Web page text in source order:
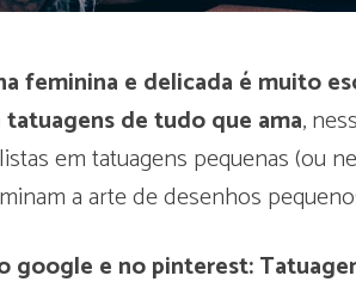
feminina e delicada é muito
de tudo que ama,
em tatuagens pequenas (ou
a arte de desenhos
google e no pinterest: